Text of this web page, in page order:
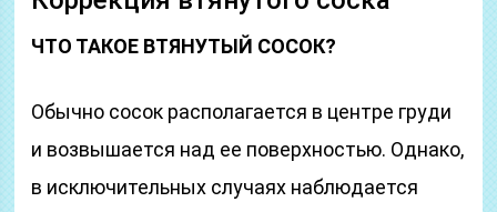
ЧТО ТАКОЕ ВТЯНУТЫЙ СОСОК?
Обычно сосок располагается в центре груди
и возвышается над ее поверхностью. Однако,
в исключительных случаях наблюдается